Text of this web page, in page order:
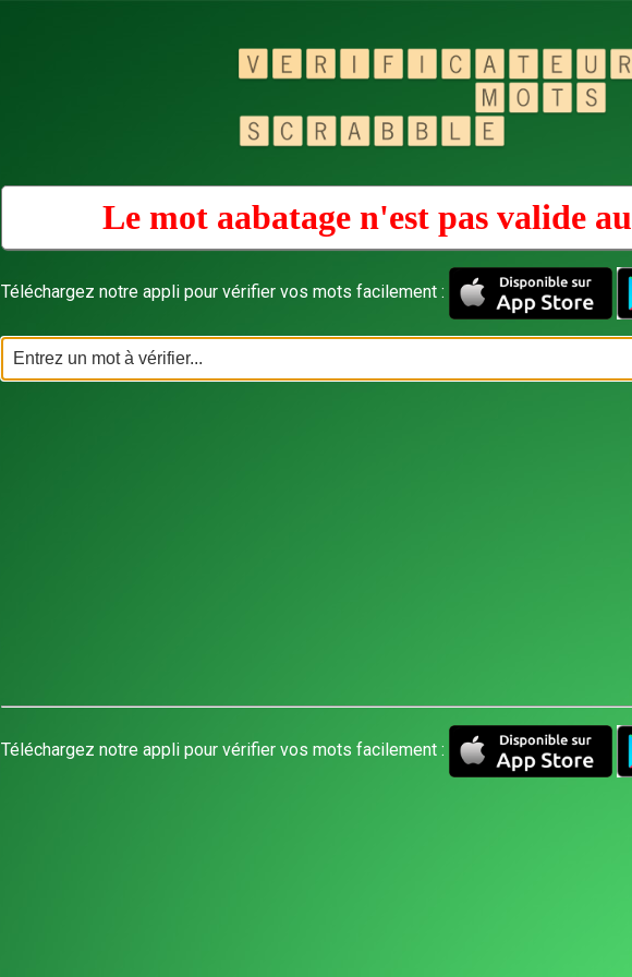
Le mot aabatage n'est pas valide au
Téléchargez notre appli pour vérifier vos mots facilement :
Téléchargez notre appli pour vérifier vos mots facilement :